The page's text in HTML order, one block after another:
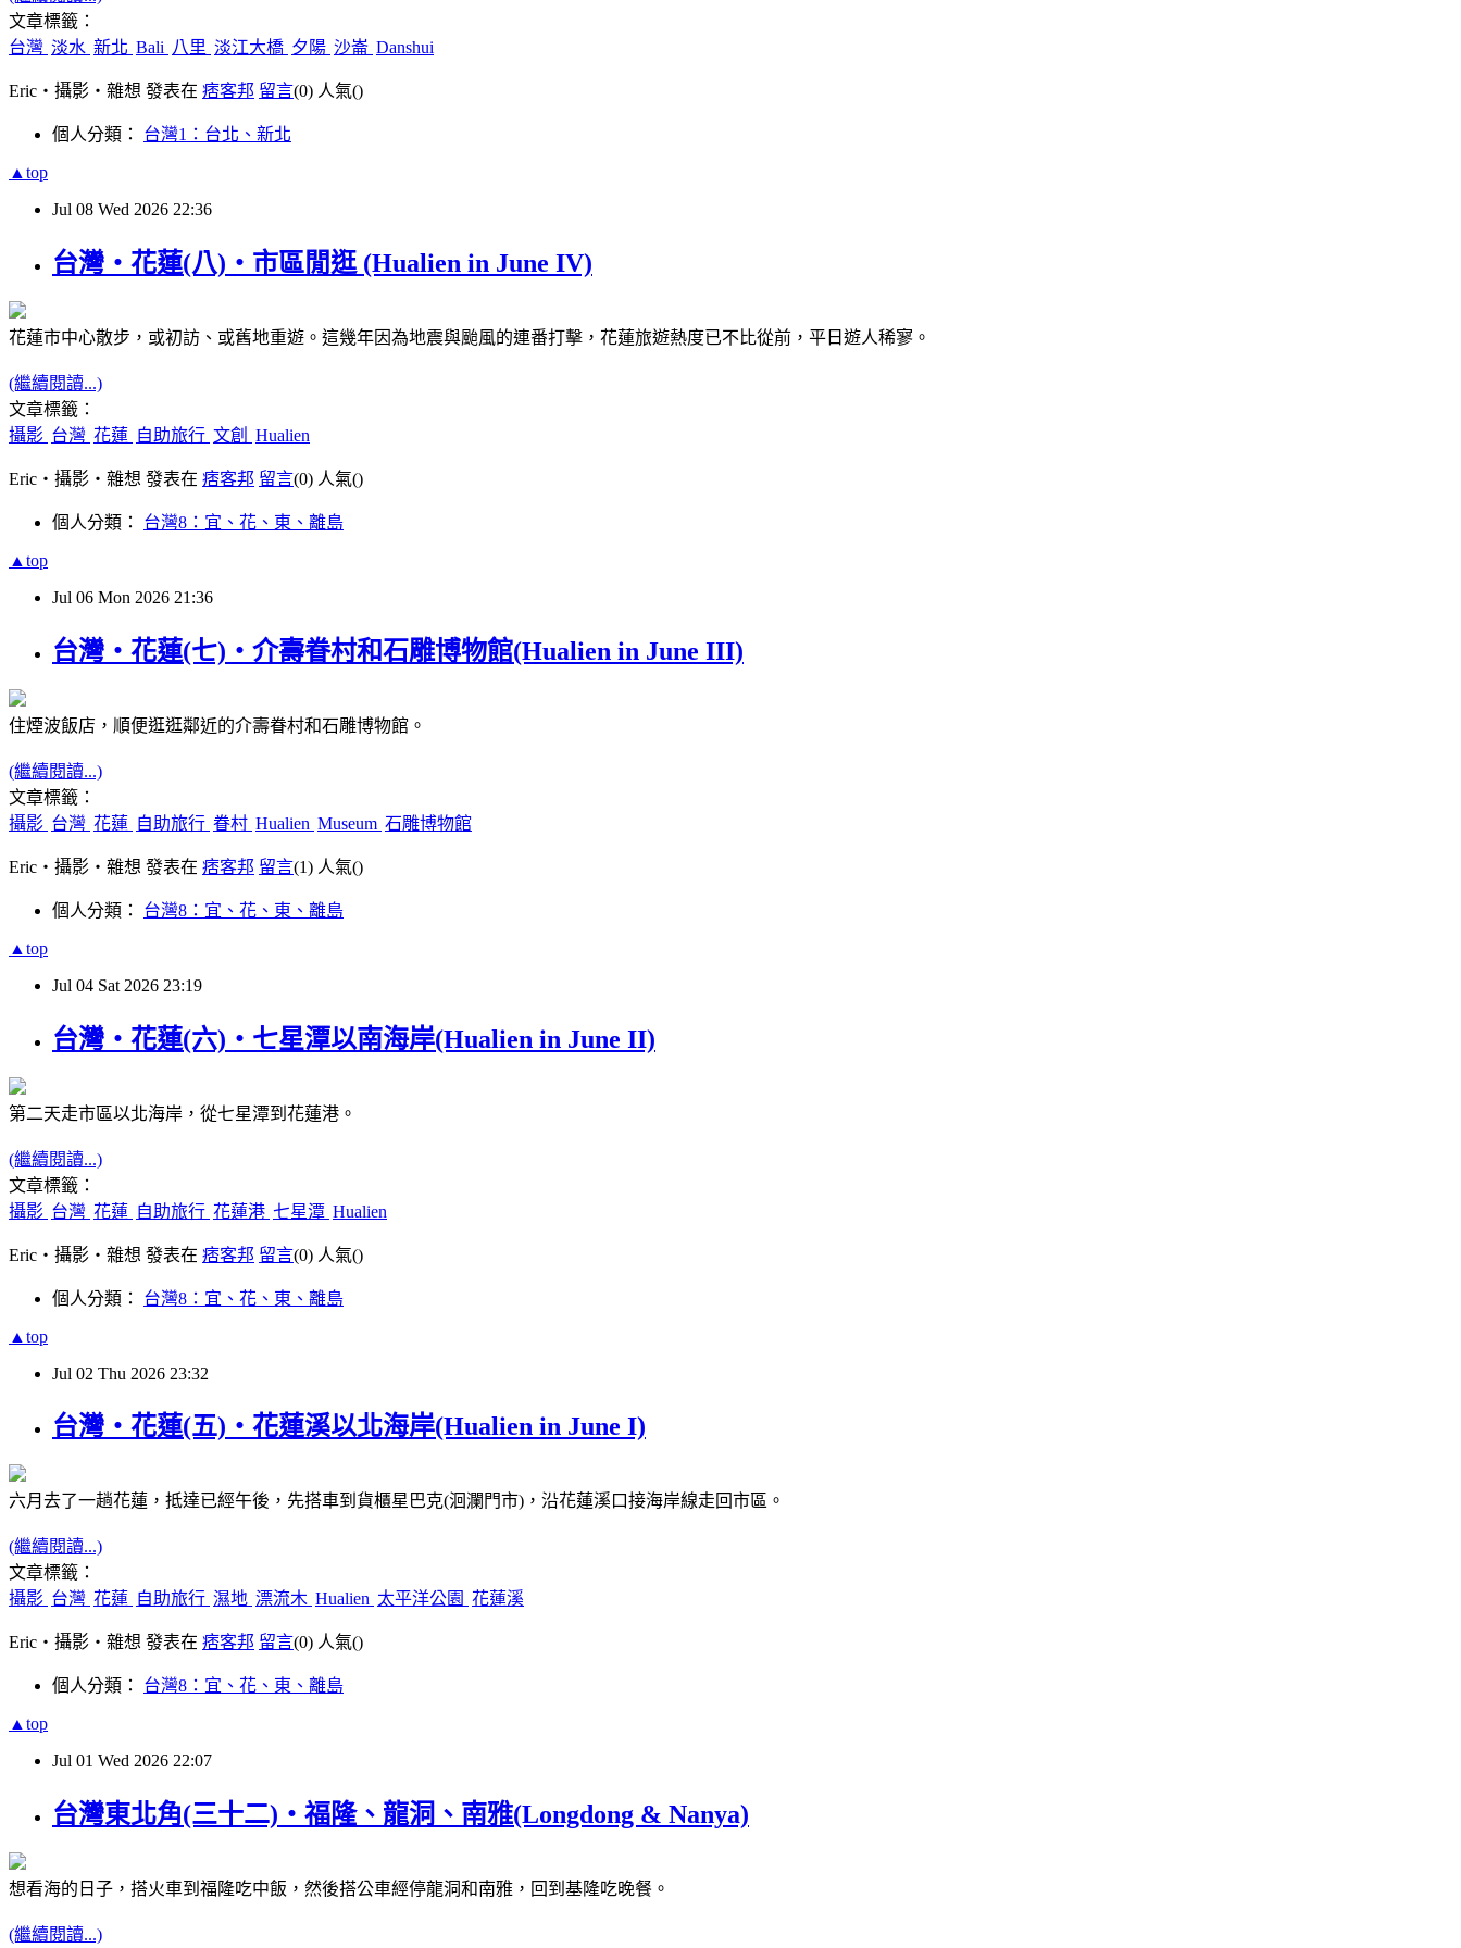
文章標籤：
台灣 淡水 新北 Bali 八里 淡江大橋 夕陽 沙崙 Danshui
Eric‧攝影‧雜想 發表在 痞客邦 留言(0) 人氣()
個人分類： 台灣1：台北、新北
▲top
Jul 08 Wed 2026 22:36
台灣‧花蓮(八)‧市區閒逛 (Hualien in June IV)
花蓮市中心散步，或初訪、或舊地重遊。這幾年因為地震與颱風的連番打擊，花蓮旅遊熱度已不比從前，平日遊人稀寥。
(繼續閱讀...)
文章標籤：
攝影 台灣 花蓮 自助旅行 文創 Hualien
Eric‧攝影‧雜想 發表在 痞客邦 留言(0) 人氣()
個人分類： 台灣8：宜、花、東、離島
▲top
Jul 06 Mon 2026 21:36
台灣‧花蓮(七)‧介壽眷村和石雕博物館(Hualien in June III)
住煙波飯店，順便逛逛鄰近的介壽眷村和石雕博物館。
(繼續閱讀...)
文章標籤：
攝影 台灣 花蓮 自助旅行 眷村 Hualien Museum 石雕博物館
Eric‧攝影‧雜想 發表在 痞客邦 留言(1) 人氣()
個人分類： 台灣8：宜、花、東、離島
▲top
Jul 04 Sat 2026 23:19
台灣‧花蓮(六)‧七星潭以南海岸(Hualien in June II)
第二天走市區以北海岸，從七星潭到花蓮港。
(繼續閱讀...)
文章標籤：
攝影 台灣 花蓮 自助旅行 花蓮港 七星潭 Hualien
Eric‧攝影‧雜想 發表在 痞客邦 留言(0) 人氣()
個人分類： 台灣8：宜、花、東、離島
▲top
Jul 02 Thu 2026 23:32
台灣‧花蓮(五)‧花蓮溪以北海岸(Hualien in June I)
六月去了一趟花蓮，抵達已經午後，先搭車到貨櫃星巴克(洄瀾門市)，沿花蓮溪口接海岸線走回市區。
(繼續閱讀...)
文章標籤：
攝影 台灣 花蓮 自助旅行 濕地 漂流木 Hualien 太平洋公園 花蓮溪
Eric‧攝影‧雜想 發表在 痞客邦 留言(0) 人氣()
個人分類： 台灣8：宜、花、東、離島
▲top
Jul 01 Wed 2026 22:07
台灣東北角(三十二)‧福隆、龍洞、南雅(Longdong & Nanya)
想看海的日子，搭火車到福隆吃中飯，然後搭公車經停龍洞和南雅，回到基隆吃晚餐。
(繼續閱讀...)